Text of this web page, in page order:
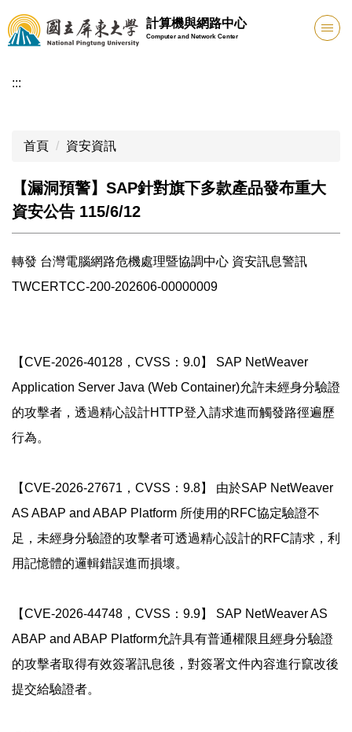
跳
到
主
內
計算機與網路中心
Computer and Network Center
:::
首頁 資安資訊
【漏洞預警】SAP針對旗下多款產品發布重大
資安公告 115/6/12
轉發 台灣電腦網路危機處理暨協調中心 資安訊息警訊
TWCERTCC-200-202606-00000009
【CVE-2026-40128，CVSS：9.0】 SAP NetWeaver
Application Server Java (Web Container)允許未經身分驗證
的攻擊者，透過精心設計HTTP登入請求進而觸發路徑遍歷
行為。
【CVE-2026-27671，CVSS：9.8】 由於SAP NetWeaver
AS ABAP and ABAP Platform 所使用的RFC協定驗證不
足，未經身分驗證的攻擊者可透過精心設計的RFC請求，利
用記憶體的邏輯錯誤進而損壞。
【CVE-2026-44748，CVSS：9.9】 SAP NetWeaver AS
ABAP and ABAP Platform允許具有普通權限且經身分驗證
的攻擊者取得有效簽署訊息後，對簽署文件內容進行竄改後
提交給驗證者。